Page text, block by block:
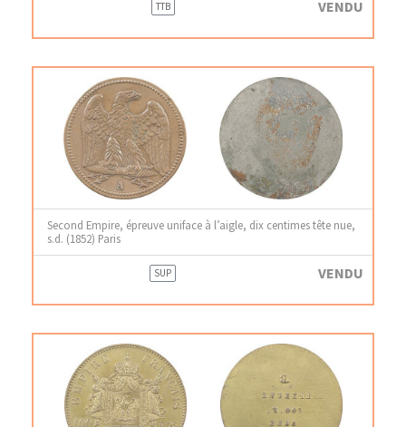
TTB VENDU
Second Empire, épreuve uniface à l’aigle, dix centimes tête nue,
s.d. (1852) Paris
SUP VENDU